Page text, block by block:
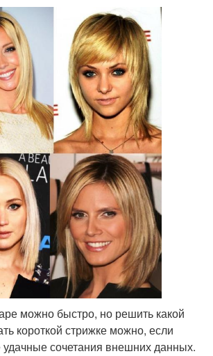
можно быстро, но решить какой
короткой стрижке можно, если
удачные сочетания внешних данных.